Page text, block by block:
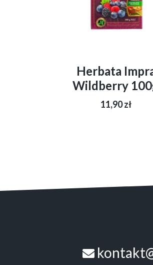
Herbata
Wildberry
11,90zł